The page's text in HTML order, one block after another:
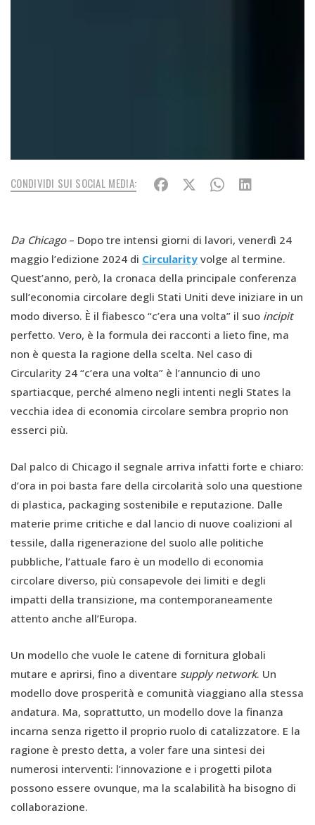
CONDIVIDI SUI SOCIAL MEDIA:
Da Chicago– Dopo tre intensi giorni di lavori, venerdì 24
maggio l’edizione 2024 di Circularity volge al termine.
Quest’anno, però, la cronaca della principale conferenza
sull’economia circolare degli Stati Uniti deve iniziare in un
modo diverso. È il fiabesco “c’era una volta” il suo incipit
perfetto. Vero, è la formula dei racconti a lieto fine, ma
non è questa la ragione della scelta. Nel caso di
Circularity 24 “c’era una volta” è l’annuncio di uno
spartiacque, perché almeno negli intenti negli States la
vecchia idea di economia circolare sembra proprio non
esserci più.
Dal palco di Chicago il segnale arriva infatti forte e chiaro:
d’ora in poi basta fare della circolarità solo una questione
di plastica, packaging sostenibile e reputazione. Dalle
materie prime critiche e dal lancio di nuove coalizioni al
tessile, dalla rigenerazione del suolo alle politiche
pubbliche, l’attuale faro è un modello di economia
circolare diverso, più consapevole dei limiti e degli
impatti della transizione, ma contemporaneamente
attento anche all’Europa.
Un modello che vuole le catene di fornitura globali
mutare e aprirsi, fino a diventare supply network. Un
modello dove prosperità e comunità viaggiano alla stessa
andatura. Ma, soprattutto, un modello dove la finanza
incarna senza rigetto il proprio ruolo di catalizzatore. E la
ragione è presto detta, a voler fare una sintesi dei
numerosi interventi: l’innovazione e i progetti pilota
possono essere ovunque, ma la scalabilità ha bisogno di
collaborazione.